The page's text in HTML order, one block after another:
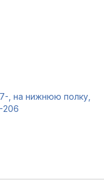
, на нижнюю полку,
206